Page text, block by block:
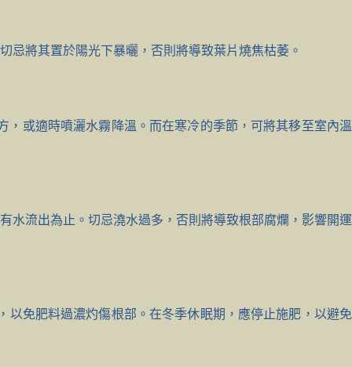
忌將其置於陽光下暴曬，否則將導致葉片燒焦枯萎。
或適時噴灑水霧降溫。而在寒冷的季節，可將其移至室內溫
水流出為止。切忌澆水過多，否則將導致根部腐爛，影響開運
免肥料過濃灼傷根部。在冬季休眠期，應停止施肥，以避免